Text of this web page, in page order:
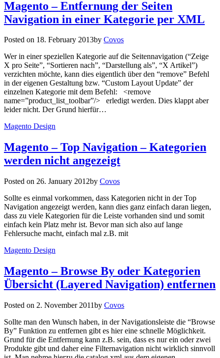
Magento – Entfernung der Seiten
Navigation in einer Kategorie per XML
Posted on 18. February 2013by Covos
Wer in einer speziellen Kategorie auf die Seitennavigation (“Zeige
X pro Seite”, “Sortieren nach”, “Darstellung als”, “X Artikel”)
verzichten möchte, kann dies eigentlich über den “remove” Befehl
in der eigenen Gestaltung bzw. “Custom Layout Update” der
einzelnen Kategorie mit dem Befehl: <remove
name=”product_list_toolbar”/> erledigt werden. Dies klappt aber
leider nicht. Der Grund hierfür…
Magento Design
Magento – Top Navigation – Kategorien
werden nicht angezeigt
Posted on 26. January 2012by Covos
Sollte es einmal vorkommen, dass Kategorien nicht in der Top
Navigation angezeigt werden, kann dies ganz einfach daran liegen,
dass zu viele Kategorien für die Leiste vorhanden sind und somit
einfach kein Platz mehr ist. Bevor man sich also auf lange
Fehlersuche macht, einfach mal z.B. mit
Magento Design
Magento – Browse By oder Kategorien
Übersicht (Layered Navigation) entfernen
Posted on 2. November 2011by Covos
Sollte man den Wunsch haben, in der Navigationsleiste die “Browse
By” Funktion zu entfernen gibt es hier eine schnelle Möglichkeit.
Grund für die Entfernung kann z.B. sein, dass es nur ein oder zwei
Produkte gibt und daher eine Filternavigation nicht wirklich sinnvoll